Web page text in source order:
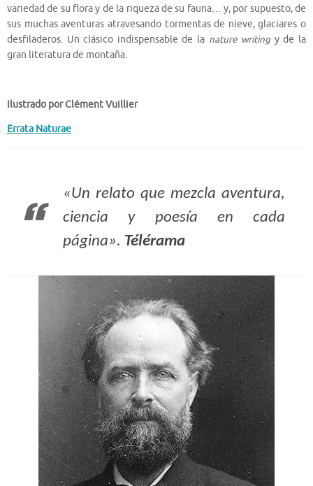
variedad de su flora y de la riqueza de su fauna… y, por supuesto, de
sus muchas aventuras atravesando tormentas de nieve, glaciares o
desfiladeros. Un clásico indispensable de la nature writingy de la
gran literatura de montaña.
Ilustrado por Clément Vuillier
Errata Naturae
«Un relato que mezcla aventura,
ciencia y poesía en cada
página». Télérama